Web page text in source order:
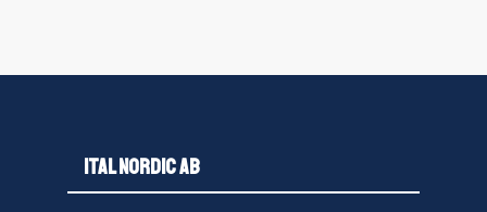
ITAL NORDIC AB